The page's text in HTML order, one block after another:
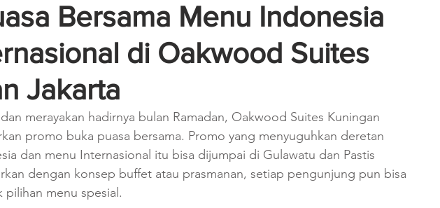
Bersama Menu Indonesia
di Oakwood Suites
Jakarta
merayakan hadirnya bulan Ramadan, Oakwood Suites Kuningan
promo buka puasa bersama. Promo yang menyuguhkan deretan
dan menu Internasional itu bisa dijumpai di Gulawatu dan Pastis
dengan konsep buffet atau prasmanan, setiap pengunjung pun bisa
pilihan menu spesial.